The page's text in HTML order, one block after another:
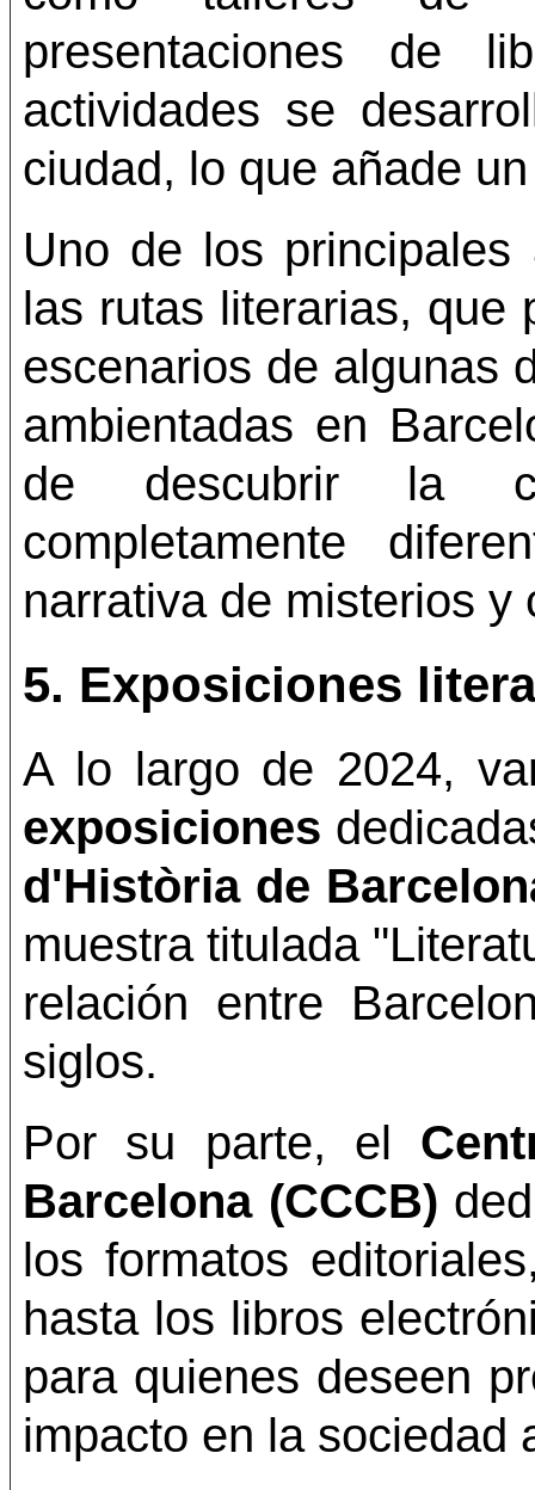
presentaciones de
actividades se
ciudad, lo que añade
Uno de los
las rutas literarias, que
escenarios de algunas
ambientadas en
de descubrir la
completamente
narrativa de misterios y
5. Exposiciones
A lo largo de 2024,
exposiciones
d'Història de
muestra titulada
relación entre
siglos.
Por su parte, el
Barcelona (CCCB)
los formatos
hasta los libros
para quienes deseen
impacto en la sociedad